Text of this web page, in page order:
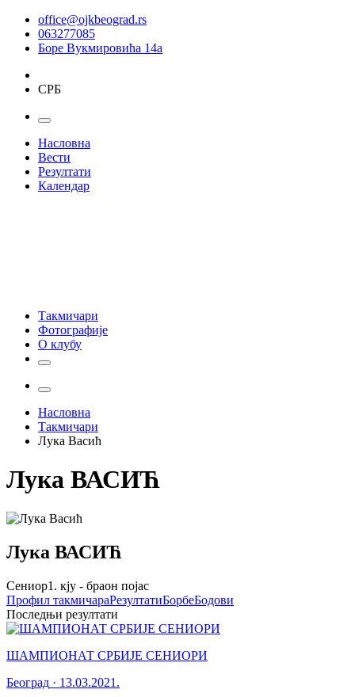
office@ojkbeograd.rs
063277085
Боре Вукмировића 14а
СРБ
Насловна
Вести
Резултати
Календар
Такмичари
Фотографије
О клубу
Насловна
Такмичари
Лука Васић
Лука ВАСИЋ
Лука ВАСИЋ
Сениор1. кју - браон појас
Профил такмичараРезултатиБорбеБодови
Последњи резултати
ШАМПИОНАТ СРБИЈЕ СЕНИОРИ
Београд · 13.03.2021.